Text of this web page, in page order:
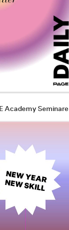
Academy Seminare